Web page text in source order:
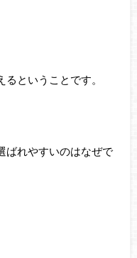
ということです。
ばれやすいのはなぜで